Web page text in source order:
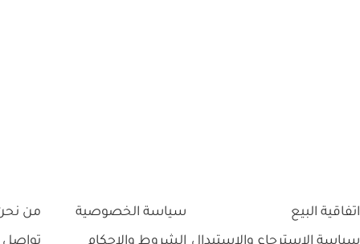
اتفاقية البيع
سياسة الخصوصية
من